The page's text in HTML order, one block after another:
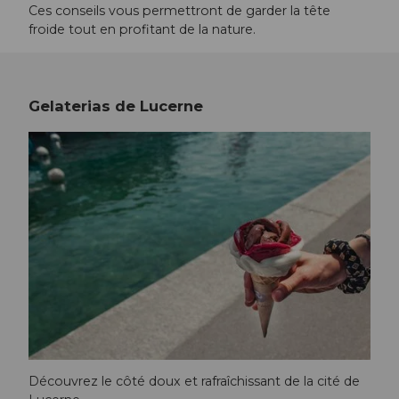
Ces conseils vous permettront de garder la tête
froide tout en profitant de la nature.
Gelaterias de Lucerne
Découvrez le côté doux et rafraîchissant de la cité de